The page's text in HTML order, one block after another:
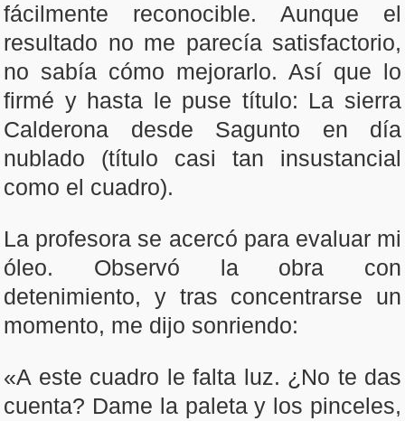
fácilmente reconocible. Aunque el
resultado no me parecía satisfactorio,
no sabía cómo mejorarlo. Así que lo
firmé y hasta le puse título: La sierra
Calderona desde Sagunto en día
nublado (título casi tan insustancial
como el cuadro).
La profesora se acercó para evaluar mi
óleo. Observó la obra con
detenimiento, y tras concentrarse un
momento, me dijo sonriendo:
«A este cuadro le falta luz. ¿No te das
cuenta? Dame la paleta y los pinceles,